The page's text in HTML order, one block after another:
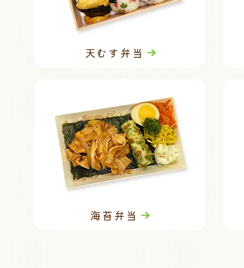
天むす弁当
海苔弁当